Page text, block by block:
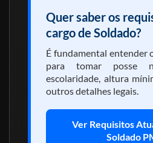
Quer saber os
cargo de Soldado?
É fundamental entender
para tomar posse
escolaridade, altura
outros detalhes legais.
Ver Requisitos
Soldado